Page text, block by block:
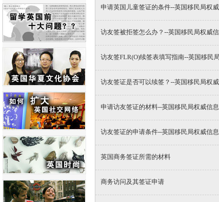
申请英国儿童签证的条件--英国移民局权
访友签被拒签怎么办？--英国移民局权威
访友签FLR(O)续签表填写指南--英国移民
访友签证是否可以续签？--英国移民局权
申请访友签证的材料--英国移民局权威信息
访友签证的申请条件--英国移民局权威信息
英国商务签证所需的材料
商务访问及其签证申请